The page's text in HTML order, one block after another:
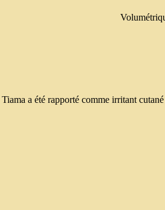
a été rapporté comme irritant